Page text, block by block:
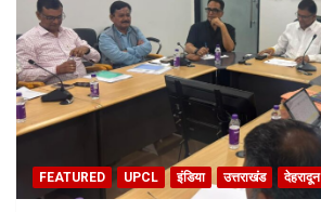
FEATURED UPCL इंडिया उत्तराखंड देहरादून